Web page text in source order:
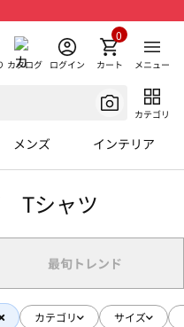
カタログ ログイン カート
0
メニュー
カテゴリ
メンズ インテリア
Tシャツ
最旬トレンド
カテゴリ サイズ